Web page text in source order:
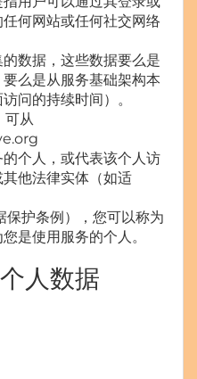
何网站或任何社交网络
数据，这些数据要么是
么是从服务基础架构本
问的持续时间）。
从
个人，或代表该个人访
他法律实体（如适
护条例），您可以称为
是使用服务的个人。
人数据